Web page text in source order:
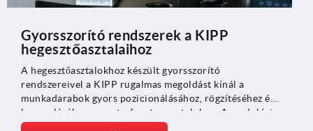
Gyorsszorító rendszerek a KIPP
hegesztőasztalaihoz
A hegesztőasztalokhoz készült gyorsszorító
rendszereivel a KIPP rugalmas megoldást kínál a
munkadarabok gyors pozicionálásához, rögzítéséhez és
leszereléséhez a raszterfuratos asztalokon. A moduláris
elemek elősegítik a hatékony felszerelést és biztosítják